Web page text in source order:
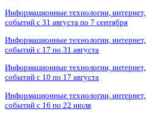
Информационные технологии,
событий с 31 августа по 7 сентября
Информационные технологии,
событий с 17 по 31 августа
Информационные технологии,
событий с 10 по 17 августа
Информационные технологии,
событий с 16 по 22 июля